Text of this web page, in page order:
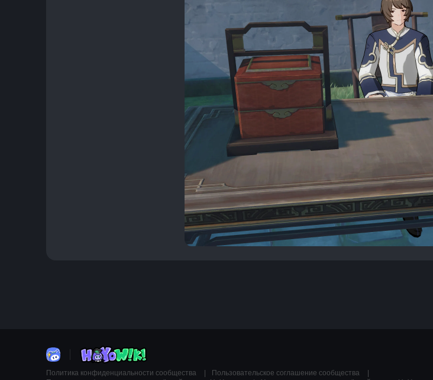
Политика конфиденциальности сообщества
Пользовательское соглашение сообщества